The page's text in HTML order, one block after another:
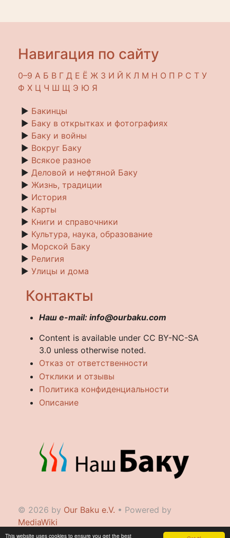
This website uses cookies to ensure you get the best
Навигация по сайту
0–9 A Б В Г Д Е Ё Ж З И Й К Л М Н О П Р С Т У
Ф Х Ц Ч Ш Щ Э Ю Я
► Бакинцы
► Баку в открытках и фотографиях
► Баку и войны
► Вокруг Баку
► Всякое разное
► Деловой и нефтяной Баку
► Жизнь, традиции
► История
► Карты
► Книги и справочники
► Культура, наука, образование
► Морской Баку
► Религия
► Улицы и дома
Контакты
Наш e-mail: info@ourbaku.com
Content is available under CC BY-NC-SA
3.0 unless otherwise noted.
Отказ от ответственности
Отклики и отзывы
Политика конфиденциальности
Описание
© 2026 by Our Baku e.V. • Powered by
MediaWiki